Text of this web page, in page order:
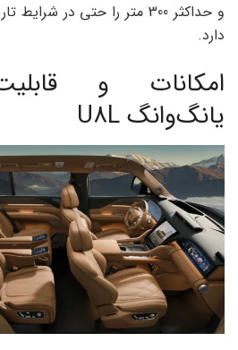
و حداکثر 300 متر را حتی در
دارد.
امکانات و
یانگ‌وانگ U8L